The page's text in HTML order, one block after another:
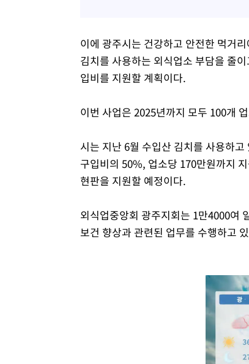
이에 광주시는 건강하고 안전한 먹거
김치를 사용하는 외식업소 부담을 줄
입비를 지원할 계획이다.
이번 사업은 2025년까지 모두 100개
시는 지난 6월 수입산 김치를 사용하
구입비의 50%, 업소당 170만원까지
현판을 지원할 예정이다.
외식업중앙회 광주지회는 1만4000여
보건 향상과 관련된 업무를 수행하고